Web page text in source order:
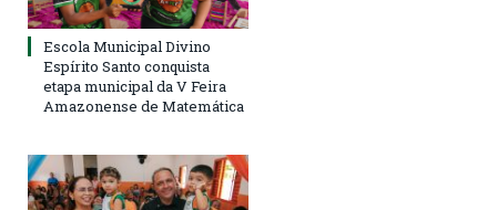
Escola Municipal Divino
Espírito Santo conquista
etapa municipal da V Feira
Amazonense de Matemática